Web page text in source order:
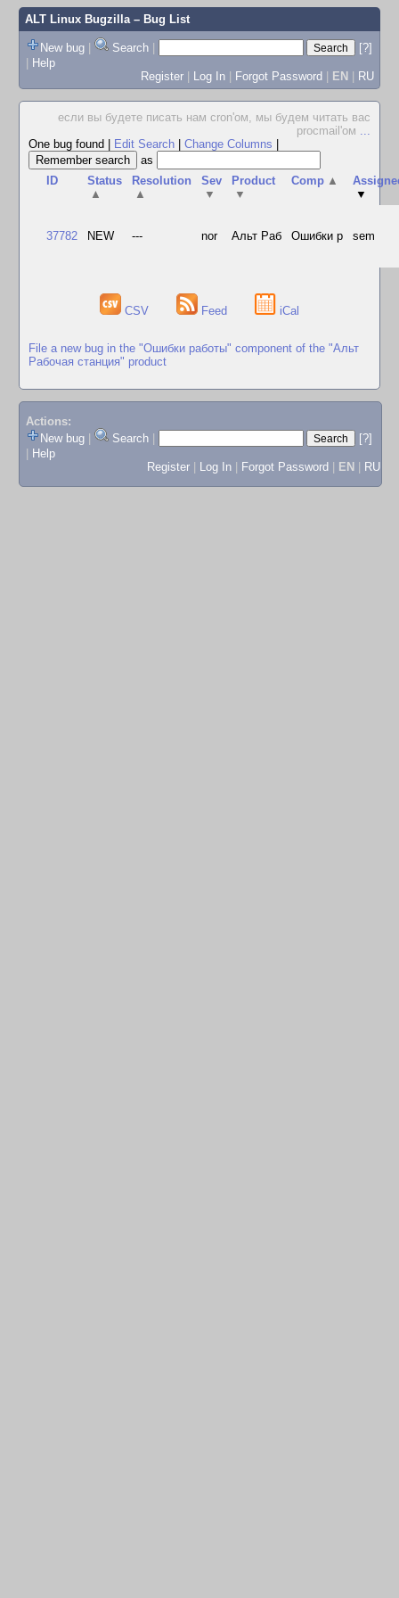
ALT Linux Bugzilla– Bug List
New bug | Search |
[?]
| Help
Register | Log In | Forgot Password | EN | RU
если вы будете писать нам cron'ом, мы будем читать вас
procmail'ом ...
One bug found
Edit Search Change Columns
as
ID
Status
▲
Resolution
▲
Sev
▼
Product
▼
Comp ▲
▼
37782 NEW --- nor Альт Раб Ошибки р sem
CSV Feed iCal
File a new bug in the "Ошибки работы" component of the "Альт
Рабочая станция" product
Actions:
New bug
Search
[?]
Help
Register
Log In Forgot Password EN RU